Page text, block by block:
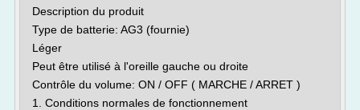
Description du produit
Type de batterie: AG3 (fournie)
Léger
Peut être utilisé à l'oreille gauche ou droite
Contrôle du volume: ON / OFF ( MARCHE / ARRET )
1. Conditions normales de fonctionnement